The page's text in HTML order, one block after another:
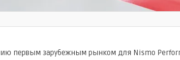
первым зарубежным рынком для Nismo